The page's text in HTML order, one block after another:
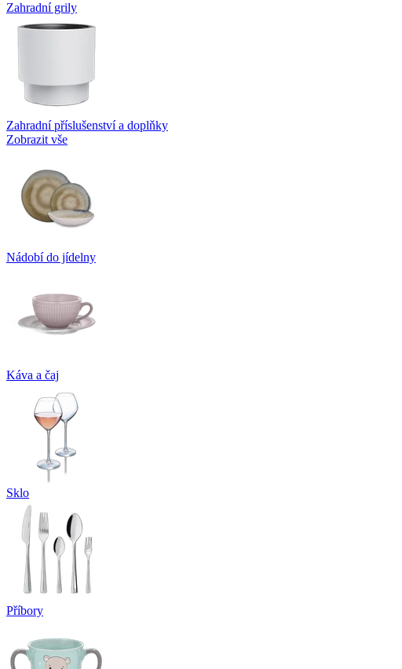
Zahradní grily
Zahradní příslušenství a doplňky
Zobrazit vše
Nádobí do jídelny
Káva a čaj
Sklo
Příbory